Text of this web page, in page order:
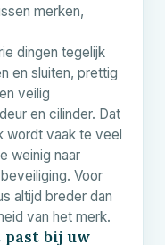
merken,
dingen tegelijk
en sluiten, prettig
veilig
en cilinder. Dat
wordt vaak te veel
weinig naar
Voor
altijd breder dan
van het merk.
past bij uw